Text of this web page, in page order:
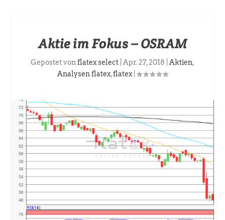
Aktie im Fokus – OSRAM
Gepostet vonflatex select Apr. 27, 2018 Aktien,
Analysen flatex,flatex